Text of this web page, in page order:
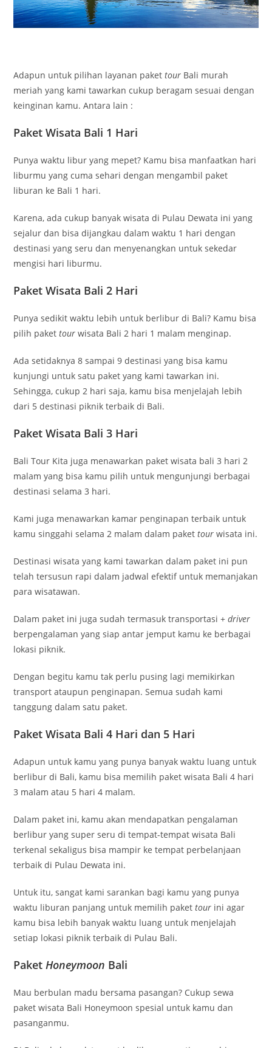
Adapun untuk pilihan layanan pakettour Bali murah
meriah yang kami tawarkan cukup beragam sesuai dengan
keinginan kamu. Antara lain :
Paket Wisata Bali 1 Hari
Punya waktu libur yang mepet? Kamu bisa manfaatkan hari
liburmu yang cuma sehari dengan mengambil paket
liburan ke Bali 1 hari.
Karena, ada cukup banyak wisata di Pulau Dewata ini yang
sejalur dan bisa dijangkau dalam waktu 1 hari dengan
destinasi yang seru dan menyenangkan untuk sekedar
mengisi hari liburmu.
Paket Wisata Bali 2 Hari
Punya sedikit waktu lebih untuk berlibur di Bali? Kamu bisa
pilih pakettourwisata Bali 2 hari 1 malam menginap.
Ada setidaknya 8 sampai 9 destinasi yang bisa kamu
kunjungi untuk satu paket yang kami tawarkan ini.
Sehingga, cukup 2 hari saja, kamu bisa menjelajah lebih
dari 5 destinasi piknik terbaik di Bali.
Paket Wisata Bali 3 Hari
Bali Tour Kita juga menawarkan paket wisata bali 3 hari 2
malam yang bisa kamu pilih untuk mengunjungi berbagai
destinasi selama 3 hari.
Kami juga menawarkan kamar penginapan terbaik untuk
kamu singgahi selama 2 malam dalam pakettourwisata ini.
Destinasi wisata yang kami tawarkan dalam paket ini pun
telah tersusun rapi dalam jadwal efektif untuk memanjakan
para wisatawan.
Dalam paket ini juga sudah termasuk transportasi +driver
berpengalaman yang siap antar jemput kamu ke berbagai
lokasi piknik.
Dengan begitu kamu tak perlu pusing lagi memikirkan
transport ataupun penginapan. Semua sudah kami
tanggung dalam satu paket.
Paket Wisata Bali 4 Hari dan 5 Hari
Adapun untuk kamu yang punya banyak waktu luang untuk
berlibur di Bali, kamu bisa memilih paket wisata Bali 4 hari
3 malam atau 5 hari 4 malam.
Dalam paket ini, kamu akan mendapatkan pengalaman
berlibur yang super seru di tempat-tempat wisata Bali
terkenal sekaligus bisa mampir ke tempat perbelanjaan
terbaik di Pulau Dewata ini.
Untuk itu, sangat kami sarankan bagi kamu yang punya
waktu liburan panjang untuk memilih pakettour ini agar
kamu bisa lebih banyak waktu luang untuk menjelajah
setiap lokasi piknik terbaik di Pulau Bali.
PaketHoneymoon Bali
Mau berbulan madu bersama pasangan? Cukup sewa
paket wisata Bali Honeymoon spesial untuk kamu dan
pasanganmu.